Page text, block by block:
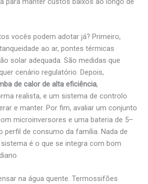
vocês podem adotar já? Primeiro,
ao ar, pontes térmicas
solar adequada. São medidas que
cenário regulatório. Depois,
de calor de alta eficiência,
realista, e um sistema de controlo
e manter. Por fim, avaliar um conjunto
microinversores e uma bateria de 5–
perfil de consumo da família. Nada de
é o que se integra com bom
na água quente. Termossifões